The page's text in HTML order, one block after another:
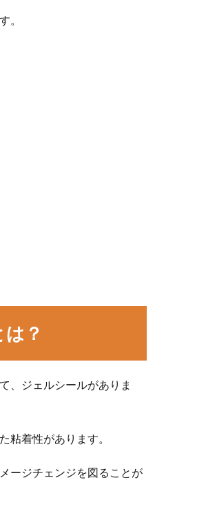
。
？
、ジェルシールがありま
粘着性があります。
ージチェンジを図ることが